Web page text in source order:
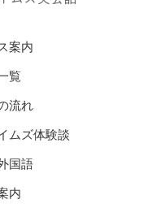
案内
覧
流れ
ムズ体験談
国語
内